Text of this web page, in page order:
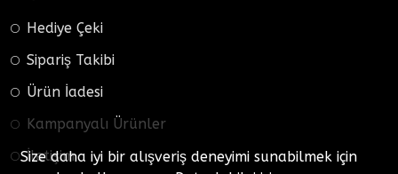
Hediye Çeki
Sipariş Takibi
Ürün İadesi
Kampanyalı Ürünler
İletişim
Size daha iyi bir alışveriş deneyimi sunabilmek için